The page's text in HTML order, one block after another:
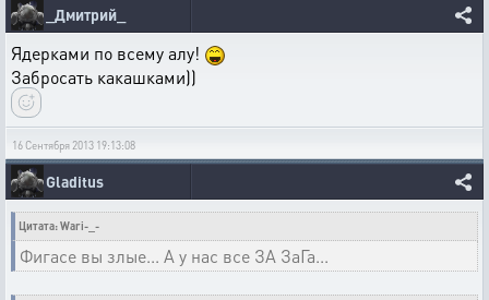
_Дмитрий_
Ядерками по всему алу!
Забросать какашками))
16 Сентября 2013 19:13:08
Gladitus
Цитата: Wari-_-
Фигасе вы злые... А у нас все ЗА ЗаГа...